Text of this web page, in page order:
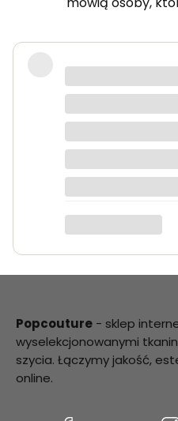
Bardzo dobra
dokładnie takie
Zamówienie
Anna K.
Popcouture - sklep
wyselekcjonowanymi
szycia. Łączymy jakość,
online.